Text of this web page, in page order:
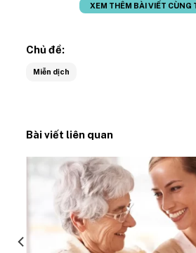
XEM THÊM BÀI VIẾT CÙNG
Chủ đề:
Miễn dịch
Bài viết liên quan